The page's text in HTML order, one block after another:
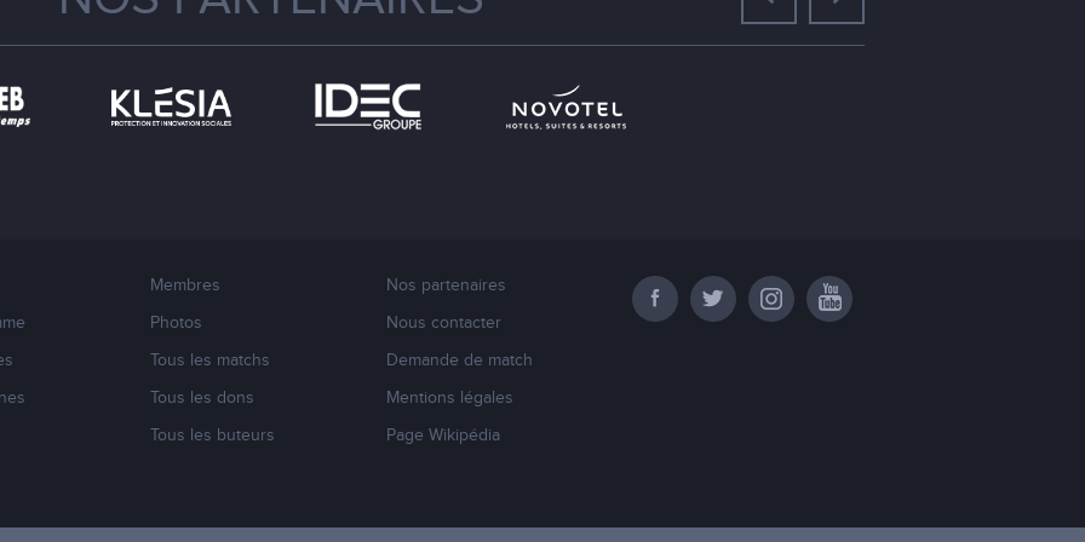
Membres
Photos
Tous les matchs
Tous les dons
Tous les buteurs
Nos partenaires
Nous contacter
Demande de match
Mentions légales
Page Wikipédia